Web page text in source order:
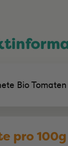
Bio
pro 100g